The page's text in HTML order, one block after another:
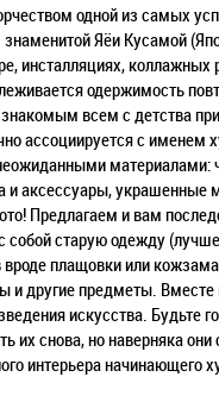
одной из самых
Яёи Кусамой
инсталляциях, коллажных
одержимость
всем с детства
ассоциируется с именем
материалами:
и аксессуары, украшенные
Предлагаем и вам
собой старую одежду
вроде плащовки или
и другие предметы.
искусства. Будьте
их снова, но наверняка они
интерьера начинающего